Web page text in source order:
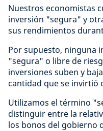
Nuestros economistas
inversión "segura" y
sus rendimientos
Por supuesto, ninguna
"segura" o libre de
inversiones suben y
cantidad que se invirtió
Utilizamos el término
distinguir entre la
los bonos del gobierno